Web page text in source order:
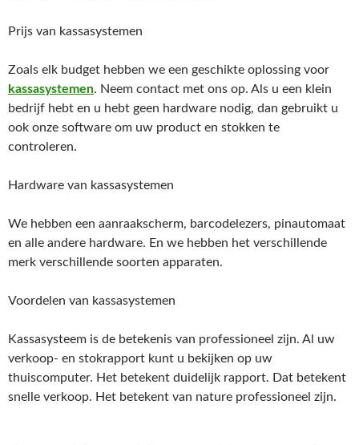
Prijs van kassasystemen
Zoals elk budget hebben we een geschikte oplossing voor
kassasystemen. Neem contact met ons op. Als u een klein
bedrijf hebt en u hebt geen hardware nodig, dan gebruikt u
ook onze software om uw product en stokken te
controleren.
Hardware van kassasystemen
We hebben een aanraakscherm, barcodelezers, pinautomaat
en alle andere hardware. En we hebben het verschillende
merk verschillende soorten apparaten.
Voordelen van kassasystemen
Kassasysteem is de betekenis van professioneel zijn. Al uw
verkoop- en stokrapport kunt u bekijken op uw
thuiscomputer. Het betekent duidelijk rapport. Dat betekent
snelle verkoop. Het betekent van nature professioneel zijn.